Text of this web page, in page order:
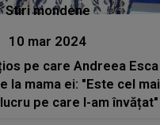
Stiri mondene
10 mar 2024
pe care Andreea Esca
la mama ei: "Este cel mai
pe care l-am învățat"